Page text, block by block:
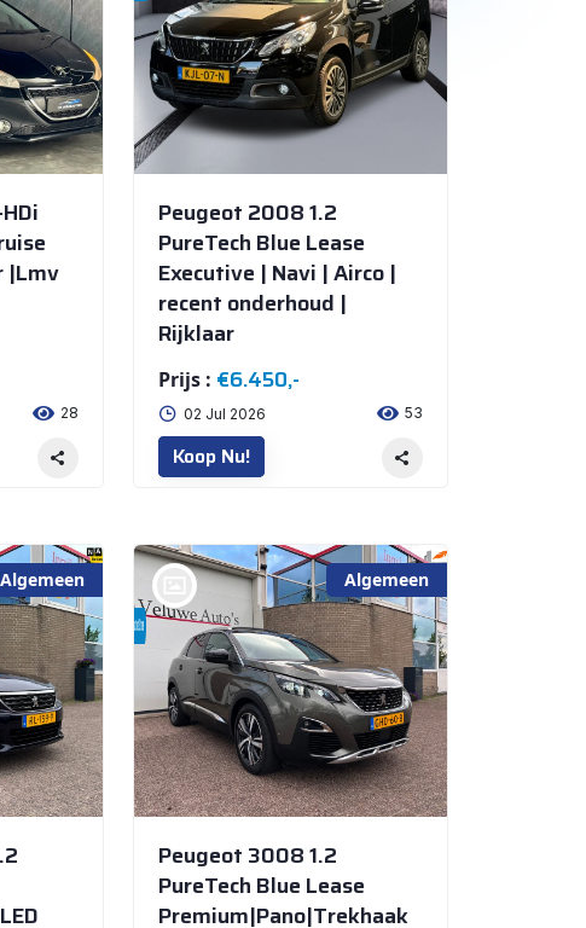
|Lmv
28
Peugeot 2008 1.2
PureTech Blue Lease
Executive | Navi | Airco |
recent onderhoud |
Rijklaar
Prijs : €6.450,-
02 Jul 2026 53
Koop Nu!
Algemeen
Algemeen
bij @De Veluwe Auto's Store
Peugeot 3008 1.2
PureTech Blue Lease
Premium|Pano|Trekhaak